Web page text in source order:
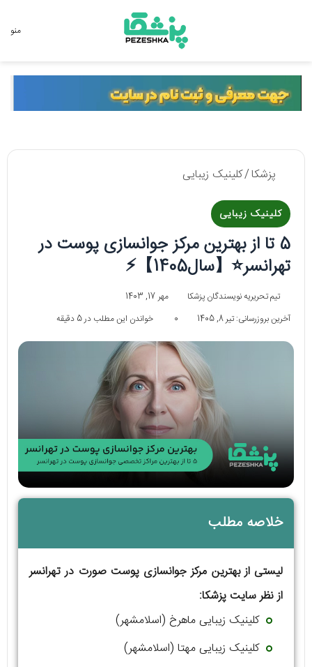
منو
پزشکا/کلینیک زیبایی
کلینیک زیبایی
5 تا از بهترین مرکز جوانسازی پوست در
تهرانسر⭐【سال1405】⚡️
تیم تحریریه نویسندگان پزشکا
مهر 17, 1403
آخرین بروزرسانی: تیر 8, 1405
0 خواندن این مطلب در 5 دقیقه
خلاصه مطلب
لیستی از بهترین مرکز جوانسازی پوست صورت در تهرانسر
از نظر سایت پزشکا:
کلینیک زیبایی ماهرخ (اسلامشهر)
کلینیک زیبایی مهتا (اسلامشهر)